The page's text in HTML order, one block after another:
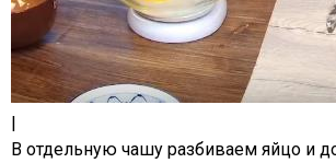
|
В отдельную чашу разбиваем яйцо и